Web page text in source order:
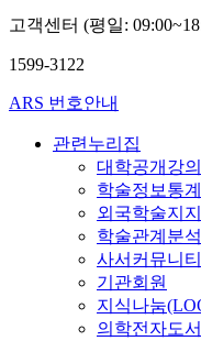
고객센터 (평일:
1599-3122
ARS 번호안내
관련누리집
대학공개강
학술정보통
외국학술지
학술관계분
사서커뮤니티
기관회원
지식나눔
의학전자도